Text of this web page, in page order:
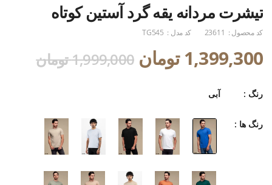
تیشرت مردانه یقه گرد آستین کوتاه
کد محصول : 23611 کد مدل : TG545
1,399,300 تومان 1,999,000 تومان
رنگ : آبی
رنگ ها :